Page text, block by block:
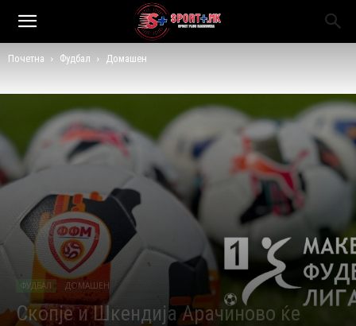
Почетна Фудбал Домашен
ФУДБАЛ ДОМАШЕН
Скопје и Шкендија Арачиново ќе